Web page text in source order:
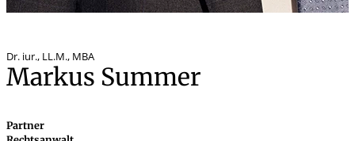
Dr. iur., LL.M., MBA
Markus Summer
Partner